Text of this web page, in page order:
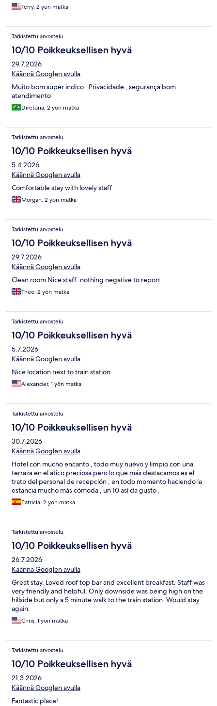
Terry, 2 yön matka
Tarkistettu arvostelu
10/10 Poikkeuksellisen hyvä
29.7.2026
Käännä Googlen avulla
Muito bom super indico . Privacidade , segurança bom
atendimento
Diretoria, 2 yön matka
Tarkistettu arvostelu
10/10 Poikkeuksellisen hyvä
5.4.2026
Käännä Googlen avulla
Comfortable stay with lovely staff
Morgan, 2 yön matka
Tarkistettu arvostelu
10/10 Poikkeuksellisen hyvä
29.7.2026
Käännä Googlen avulla
Clean room Nice staff..nothing negative to report
Theo, 2 yön matka
Tarkistettu arvostelu
10/10 Poikkeuksellisen hyvä
5.7.2026
Käännä Googlen avulla
Nice location next to train station
Alexander, 1 yön matka
Tarkistettu arvostelu
10/10 Poikkeuksellisen hyvä
30.7.2026
Käännä Googlen avulla
Hotel con mucho encanto , todo muy nuevo y limpio con una
terraza en el ático preciosa pero lo que más destacamos es el
trato del personal de recepción , en todo momento haciendo la
estancia mucho más cómoda , un 10 así da gusto .
Patricia, 2 yön matka
Tarkistettu arvostelu
10/10 Poikkeuksellisen hyvä
26.7.2026
Käännä Googlen avulla
Great stay. Loved roof top bar and excellent breakfast. Staff was
very friendly and helpful. Only downside was being high on the
hillside but only a 5 minute walk to the train station. Would stay
again.
Chris, 1 yön matka
Tarkistettu arvostelu
10/10 Poikkeuksellisen hyvä
21.3.2026
Käännä Googlen avulla
Fantastic place!